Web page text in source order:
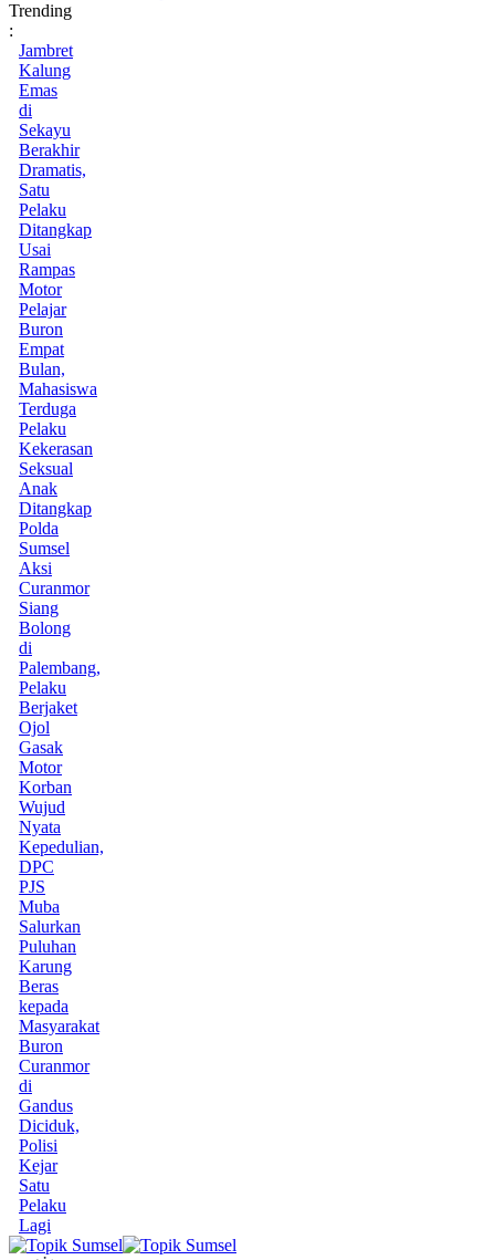
Trending
:
Jambret
Kalung
Emas
di
Sekayu
Berakhir
Dramatis,
Satu
Pelaku
Ditangkap
Usai
Rampas
Motor
Pelajar
Buron
Empat
Bulan,
Mahasiswa
Terduga
Pelaku
Kekerasan
Seksual
Anak
Ditangkap
Polda
Sumsel
Aksi
Curanmor
Siang
Bolong
di
Palembang,
Pelaku
Berjaket
Ojol
Gasak
Motor
Korban
Wujud
Nyata
Kepedulian,
DPC
PJS
Muba
Salurkan
Puluhan
Karung
Beras
kepada
Masyarakat
Buron
Curanmor
di
Gandus
Diciduk,
Polisi
Kejar
Satu
Pelaku
Lagi